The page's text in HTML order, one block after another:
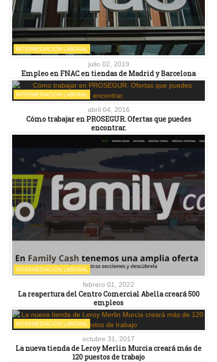
INTERMEDIACIÓN LABORAL
julio 02, 2019
Empleo en FNAC en tiendas de Madrid y Barcelona
INTERMEDIACIÓN LABORAL
abril 04, 2016
Cómo trabajar en PROSEGUR. Ofertas que puedes
encontrar.
INTERMEDIACIÓN LABORAL
febrero 01, 2022
La reapertura del Centro Comercial Abella creará 500
empleos
INTERMEDIACIÓN LABORAL
octubre 31, 2017
La nueva tienda de Leroy Merlin Murcia creará más de
120 puestos de trabajo